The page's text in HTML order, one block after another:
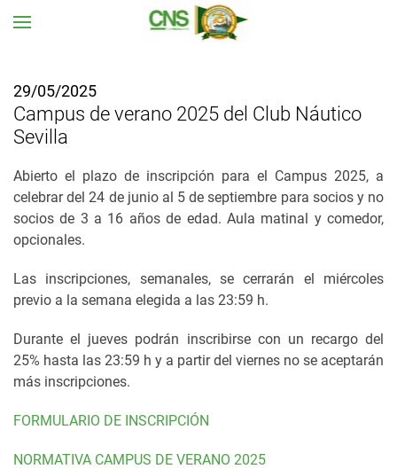
29/05/2025
Campus de verano 2025 del Club Náutico
Sevilla
Abierto el plazo de inscripción para el Campus 2025, a
celebrar del 24 de junio al 5 de septiembre para socios y no
socios de 3 a 16 años de edad. Aula matinal y comedor,
opcionales.
Las inscripciones, semanales, se cerrarán el miércoles
previo a la semana elegida a las 23:59 h.
Durante el jueves podrán inscribirse con un recargo del
25% hasta las 23:59 h y a partir del viernes no se aceptarán
más inscripciones.
FORMULARIO DE INSCRIPCIÓN
NORMATIVA CAMPUS DE VERANO 2025